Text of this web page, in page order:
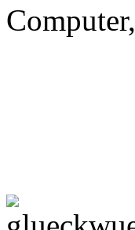
Computer,